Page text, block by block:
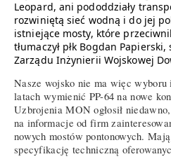
Leopard, ani pododdziały
rozwiniętą sieć wodną i do jej
istniejące mosty, które
tłumaczył płk Bogdan
Zarządu Inżynierii Wojskowej
Nasze wojsko nie ma więc
latach wymienić PP-64 na nowe
Uzbrojenia MON ogłosił
na informacje od firm
nowych mostów pontonowych.
specyfikację techniczną